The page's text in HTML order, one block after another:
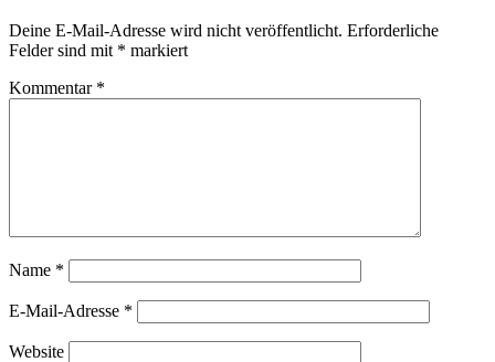
Deine E-Mail-Adresse wird nicht veröffentlicht. Erforderliche
Felder sind mit * markiert
Kommentar *
Name *
E-Mail-Adresse *
Website